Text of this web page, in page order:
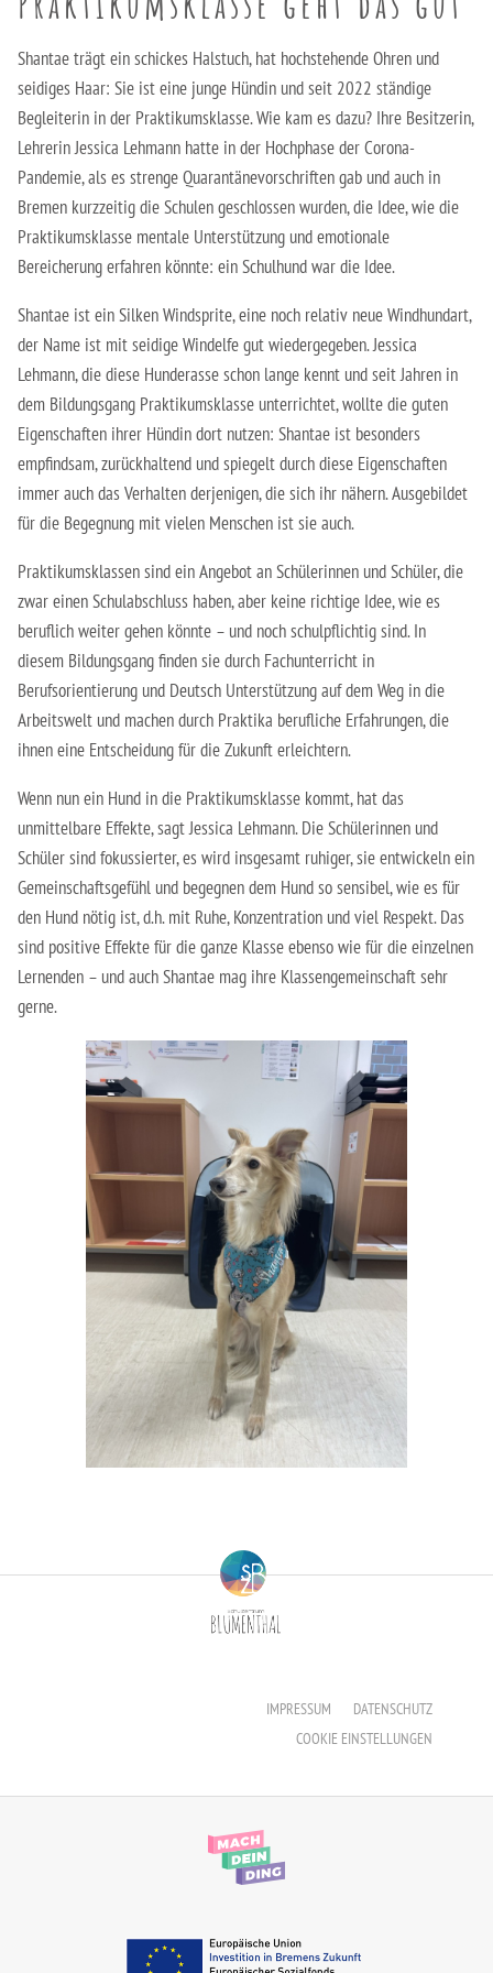
Shantae trägt ein schickes Halstuch, hat hochstehende Ohren und
seidiges Haar: Sie ist eine junge Hündin und seit 2022 ständige
Begleiterin in der Praktikumsklasse. Wie kam es dazu? Ihre Besitzerin,
Lehrerin Jessica Lehmann hatte in der Hochphase der Corona-
Pandemie, als es strenge Quarantänevorschriften gab und auch in
Bremen kurzzeitig die Schulen geschlossen wurden, die Idee, wie die
Praktikumsklasse mentale Unterstützung und emotionale
Bereicherung erfahren könnte: ein Schulhund war die Idee.
Shantae ist ein Silken Windsprite, eine noch relativ neue Windhundart,
der Name ist mit seidige Windelfe gut wiedergegeben. Jessica
Lehmann, die diese Hunderasse schon lange kennt und seit Jahren in
dem Bildungsgang Praktikumsklasse unterrichtet, wollte die guten
Eigenschaften ihrer Hündin dort nutzen: Shantae ist besonders
empfindsam, zurückhaltend und spiegelt durch diese Eigenschaften
immer auch das Verhalten derjenigen, die sich ihr nähern. Ausgebildet
für die Begegnung mit vielen Menschen ist sie auch.
Praktikumsklassen sind ein Angebot an Schülerinnen und Schüler, die
zwar einen Schulabschluss haben, aber keine richtige Idee, wie es
beruflich weiter gehen könnte – und noch schulpflichtig sind. In
diesem Bildungsgang finden sie durch Fachunterricht in
Berufsorientierung und Deutsch Unterstützung auf dem Weg in die
Arbeitswelt und machen durch Praktika berufliche Erfahrungen, die
ihnen eine Entscheidung für die Zukunft erleichtern.
Wenn nun ein Hund in die Praktikumsklasse kommt, hat das
unmittelbare Effekte, sagt Jessica Lehmann. Die Schülerinnen und
Schüler sind fokussierter, es wird insgesamt ruhiger, sie entwickeln ein
Gemeinschaftsgefühl und begegnen dem Hund so sensibel, wie es für
den Hund nötig ist, d.h. mit Ruhe, Konzentration und viel Respekt. Das
sind positive Effekte für die ganze Klasse ebenso wie für die einzelnen
Lernenden – und auch Shantae mag ihre Klassengemeinschaft sehr
gerne.
IMPRESSUM
DATENSCHUTZ
COOKIE EINSTELLUNGEN
Berufsfachschule für Hauswirtschaft und Soziales
Berufsfachschule für Kinderpflege
Berufsfachschule für Pflegeassistenz –
Heilerziehungspflege/Altenpflege
Berufsfachschule für Sozialpädagogische Assistenz
(Vollzeit)
(Teilzeit)
Fachoberschule für Gesundheit und Soziales
Fachschule für Heilerziehungspflege
Fachschule für Sozialpädagogik – Ausbildung zum:r
Staatliche Anerkennung als Erzieher:in